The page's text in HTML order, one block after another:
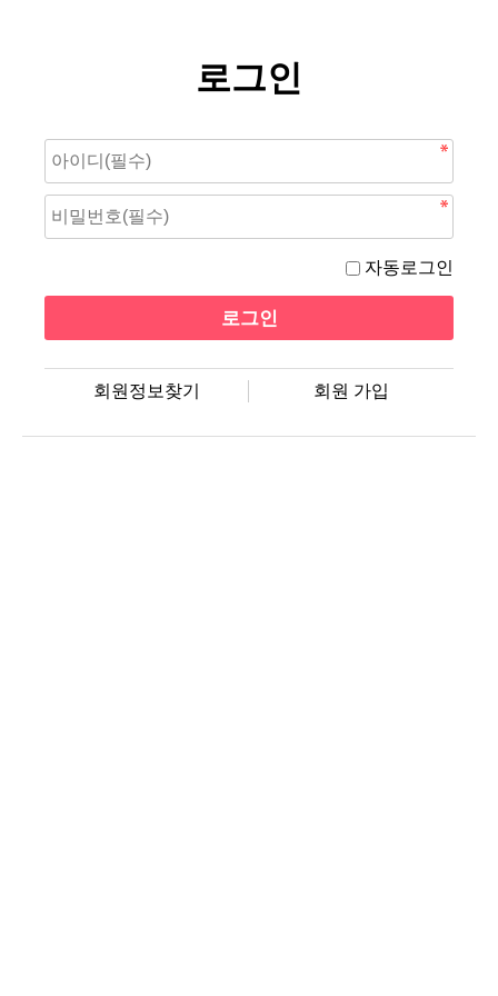
로그인
자동로그인
회원정보찾기 회원 가입